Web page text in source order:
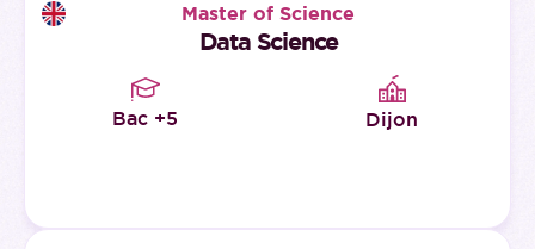
Master of Science
Data Science
Bac +5 Dijon